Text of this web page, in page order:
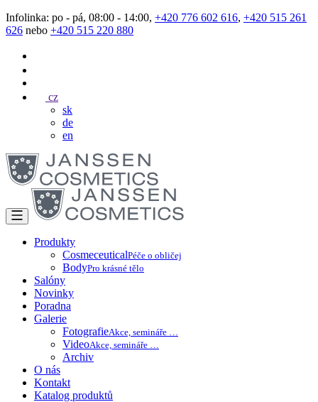
Infolinka: po - pá, 08:00 - 14:00, +420 776 602 616, +420 515 261
626 nebo +420 515 220 880
cz
sk
de
en
Produkty
CosmeceuticalPéče o obličej
BodyPro krásné tělo
Salóny
Novinky
Poradna
Galerie
FotografieAkce, semináře …
VideoAkce, semináře …
Archiv
O nás
Kontakt
Katalog produktů